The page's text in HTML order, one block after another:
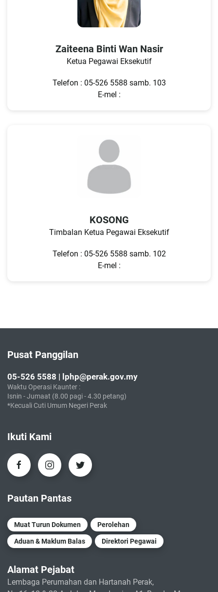
Zaiteena Binti Wan Nasir
Ketua Pegawai Eksekutif
Telefon : 05-526 5588 samb. 103
E-mel :
KOSONG
Timbalan Ketua Pegawai Eksekutif
Telefon : 05-526 5588 samb. 102
E-mel :
Pusat Panggilan
05-526 5588 | lphp@perak.gov.my
Waktu Operasi Kaunter :
Isnin - Jumaat (8.00 pagi - 4.30 petang)
*Kecuali Cuti Umum Negeri Perak
Ikuti Kami
Pautan Pantas
Muat Turun Dokumen Perolehan
Aduan & Maklum Balas Direktori Pegawai
Alamat Pejabat
Lembaga Perumahan dan Hartanah Perak,